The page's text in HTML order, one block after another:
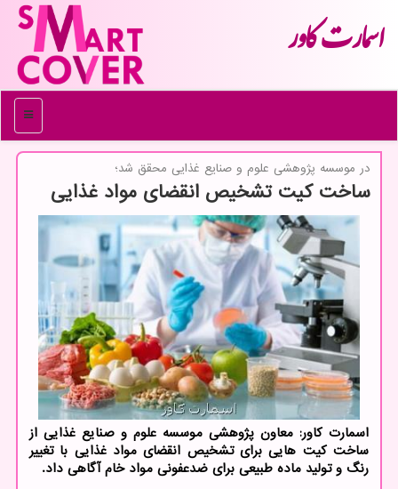
اسمارت كاور
منو
در موسسه پژوهشی علوم و صنایع غذایی محقق شد؛
ساخت كیت تشخیص انقضای مواد غذایی
اسمارت كاور: معاون پژوهشی موسسه علوم و صنایع غذایی از
ساخت كیت هایی برای تشخیص انقضای مواد غذایی با تغییر
رنگ و تولید ماده طبیعی برای ضدعفونی مواد خام آگاهی داد.